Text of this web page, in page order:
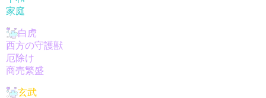
家庭
白虎
西方の守護獣
厄除け
商売繁盛
玄武